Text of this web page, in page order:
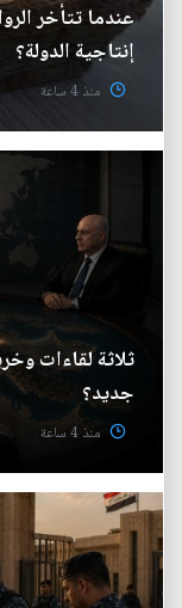
عندما تتأخر
إنتاجية الدولة؟
منذ 4 ساعة
ثلاثة لقاءات
جديد؟
منذ 4 ساعة